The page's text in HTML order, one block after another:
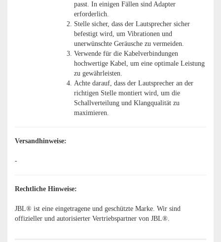
passt. In einigen Fällen sind Adapter
erforderlich.
Stelle sicher, dass der Lautsprecher sicher
befestigt wird, um Vibrationen und
unerwünschte Geräusche zu vermeiden.
Verwende für die Kabelverbindungen
hochwertige Kabel, um eine optimale Leistung
zu gewährleisten.
Achte darauf, dass der Lautsprecher an der
richtigen Stelle montiert wird, um die
Schallverteilung und Klangqualität zu
maximieren.
Versandhinweise:
-
Rechtliche Hinweise:
JBL® ist eine eingetragene und geschützte Marke. Wir sind
offizieller und autorisierter Vertriebspartner von JBL®.